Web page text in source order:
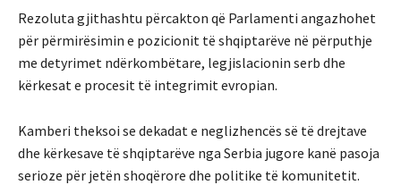
Rezoluta gjithashtu përcakton që Parlamenti angazhohet
për përmirësimin e pozicionit të shqiptarëve në përputhje
me detyrimet ndërkombëtare, legjislacionin serb dhe
kërkesat e procesit të integrimit evropian.
Kamberi theksoi se dekadat e neglizhencës së të drejtave
dhe kërkesave të shqiptarëve nga Serbia jugore kanë pasoja
serioze për jetën shoqërore dhe politike të komunitetit.